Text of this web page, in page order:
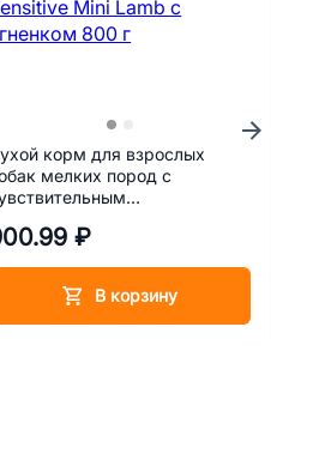
корм для взрослых
мелких пород с
Lamb с ягненком 800 г
₽
В корзину